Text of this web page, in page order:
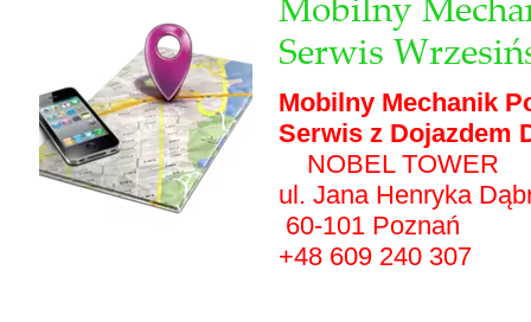
Mobilny Mechanik
Serwis z Dojazdem
NOBEL TOWER
ul. Jana Henryka
60-101 Poznań
+48 609 240 307
Serwis